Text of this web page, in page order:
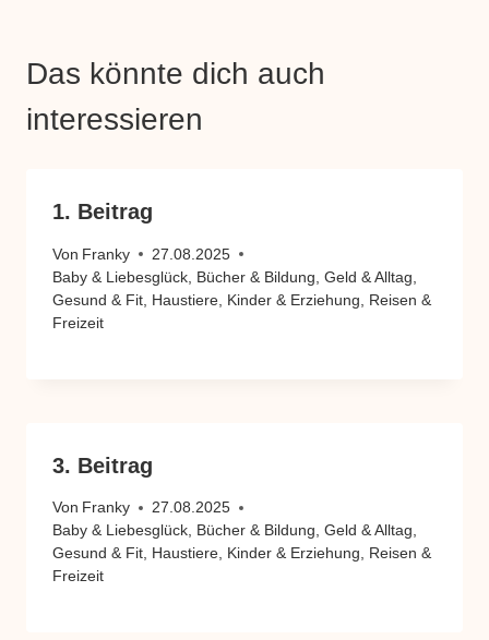
Das könnte dich auch
interessieren
1. Beitrag
Von Franky
27.08.2025
Baby & Liebesglück Bücher & Bildung Geld & Alltag
Gesund & Fit Haustiere Kinder & Erziehung
Reisen &
Freizeit
3. Beitrag
Von Franky
27.08.2025
Baby & Liebesglück, Bücher & Bildung, Geld & Alltag,
Gesund & Fit, Haustiere, Kinder & Erziehung, Reisen &
Freizeit